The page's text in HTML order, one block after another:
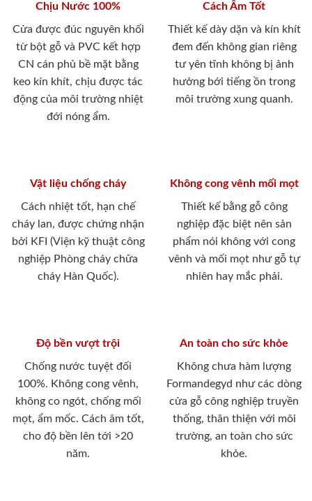
Chịu Nước 100%
Cửa được đúc nguyên khối
từ bột gỗ và PVC kết hợp
CN cán phủ bề mặt bằng
keo kín khít, chịu được tác
động của môi trường nhiệt
đới nóng ẩm.
Cách Âm Tốt
Thiết kế dày dặn và kín khít
đem đến không gian riêng
tư yên tĩnh không bị ảnh
hưởng bới tiếng ồn trong
môi trường xung quanh.
Vật liệu chống cháy
Cách nhiệt tốt, hạn chế
cháy lan, được chứng nhận
bởi KFI (Viện kỹ thuật công
nghiệp Phòng cháy chữa
cháy Hàn Quốc).
Không cong vênh mối mọt
Thiết kế bằng gỗ công
nghiệp đặc biệt nên sản
phẩm nói không với cong
vênh và mối mọt như gỗ tự
nhiên hay mắc phải.
Độ bền vượt trội
Chống nước tuyệt đối
100%. Không cong vênh,
không co ngót, chống mối
mọt, ẩm mốc. Cách âm tốt,
cho độ bền lên tới >20
năm.
An toàn cho sức khỏe
Không chưa hàm lượng
Formandegyd như các dòng
cửa gỗ công nghiệp truyền
thống, thân thiện với môi
trường, an toàn cho sức
khỏe.